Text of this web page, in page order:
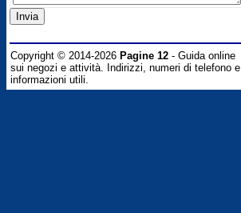
Copyright © 2014-2026 Pagine 12 - Guida online
sui negozi e attività. Indirizzi, numeri di telefono e
informazioni utili.